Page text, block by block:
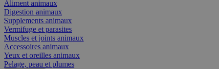
Aliment animaux
Digestion animaux
Supplements animaux
Vermifuge et parasites
Muscles et joints animaux
Accessoires animaux
Yeux et oreilles animaux
Pelage, peau et plumes